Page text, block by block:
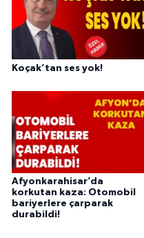
Koçak’tan ses yok!
Afyonkarahisar’da
korkutan kaza: Otomobil
bariyerlere çarparak
durabildi!